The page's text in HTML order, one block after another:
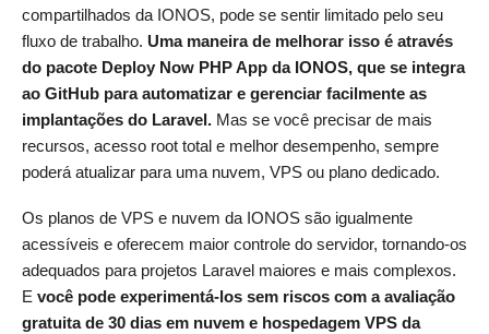
compartilhados da IONOS, pode se sentir limitado pelo seu
fluxo de trabalho. Uma maneira de melhorar isso é através
do pacote Deploy Now PHP App da IONOS, que se integra
ao GitHub para automatizar e gerenciar facilmente as
implantações do Laravel. Mas se você precisar de mais
recursos, acesso root total e melhor desempenho, sempre
poderá atualizar para uma nuvem, VPS ou plano dedicado.
Os planos de VPS e nuvem da IONOS são igualmente
acessíveis e oferecem maior controle do servidor, tornando-os
adequados para projetos Laravel maiores e mais complexos.
E você pode experimentá-los sem riscos com a avaliação
gratuita de 30 dias em nuvem e hospedagem VPS da